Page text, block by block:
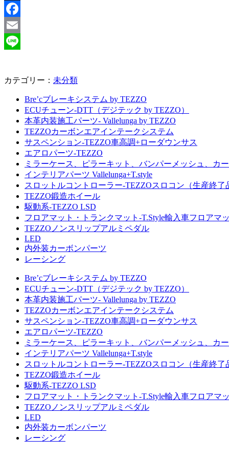
X
Facebook
Email
カテゴリー： 未分類
Bre’cブレーキシステム by TEZZO
ECUチューン-DTT（デジテック by TEZZO）
本革内装施工パーツ- Vallelunga by TEZZO
TEZZOカーボンエアインテークシステム
サスペンション-TEZZO車高調+ローダウンサス
エアロパーツ-TEZZO
ミラーケース、ピラーキット、バンパーメッシュ、カ
インテリアパーツ Vallelunga+T.style
スロットルコントローラー-TEZZOスロコン（生産終了
TEZZO鍛造ホイール
駆動系-TEZZO LSD
フロアマット・トランクマット-T.Style輸入車フロアマ
TEZZOノンスリップアルミペダル
LED
内外装カーボンパーツ
レーシング
Bre’cブレーキシステム by TEZZO
ECUチューン-DTT（デジテック by TEZZO）
本革内装施工パーツ- Vallelunga by TEZZO
TEZZOカーボンエアインテークシステム
サスペンション-TEZZO車高調+ローダウンサス
エアロパーツ-TEZZO
ミラーケース、ピラーキット、バンパーメッシュ、カ
インテリアパーツ Vallelunga+T.style
スロットルコントローラー-TEZZOスロコン（生産終了
TEZZO鍛造ホイール
駆動系-TEZZO LSD
フロアマット・トランクマット-T.Style輸入車フロアマ
TEZZOノンスリップアルミペダル
LED
内外装カーボンパーツ
レーシング